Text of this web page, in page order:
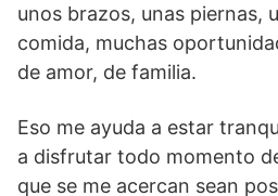
unos brazos, unas piernas,
comida, muchas
de amor, de familia.
Eso me ayuda a estar
a disfrutar todo momento
que se me acercan sean